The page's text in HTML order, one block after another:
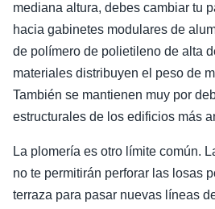
mediana altura, debes cambiar tu
hacia gabinetes modulares de
de polímero de polietileno de alta
materiales distribuyen el peso de
También se mantienen muy por
estructurales de los edificios más
La plomería es otro límite común.
no te permitirán perforar las losas
terraza para pasar nuevas líneas